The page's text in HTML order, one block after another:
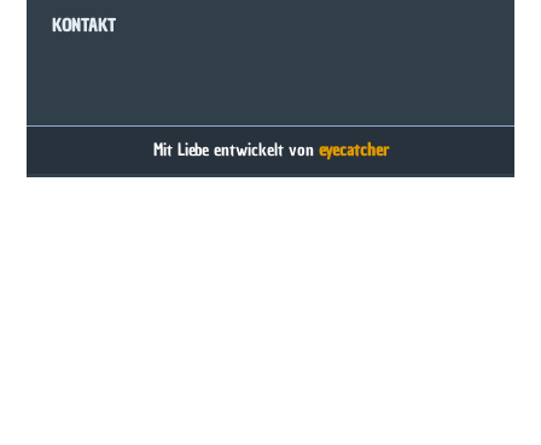
KONTAKT
Mit Liebe entwickelt von eyecatcher